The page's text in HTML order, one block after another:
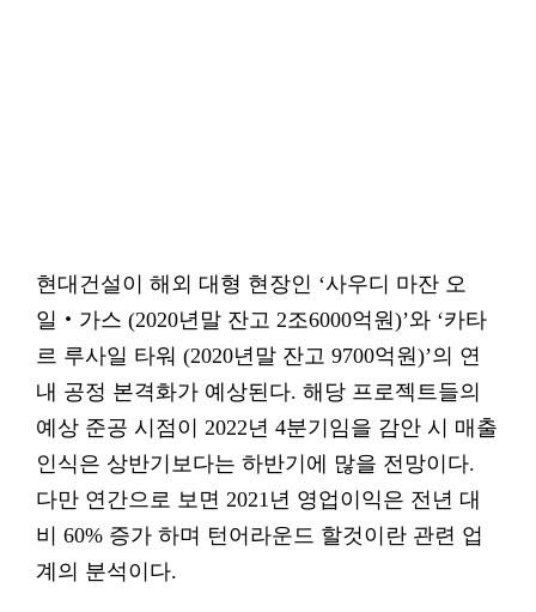
현대건설이 해외 대형 현장인 ‘사우디 마잔 오
일‧가스 (2020년말 잔고 2조6000억원)’와 ‘카타
르 루사일 타워 (2020년말 잔고 9700억원)’의 연
내 공정 본격화가 예상된다. 해당 프로젝트들의
예상 준공 시점이 2022년 4분기임을 감안 시 매출
인식은 상반기보다는 하반기에 많을 전망이다.
다만 연간으로 보면 2021년 영업이익은 전년 대
비 60% 증가 하며 턴어라운드 할것이란 관련 업
계의 분석이다.